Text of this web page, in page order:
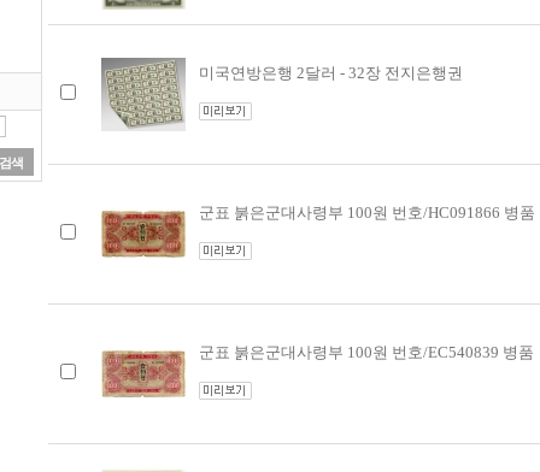
검색
미국연방은행 2달러 - 32장 전지은행권
군표 붉은군대사령부 100원 번호/HC091866 병품
군표 붉은군대사령부 100원 번호/EC540839 병품